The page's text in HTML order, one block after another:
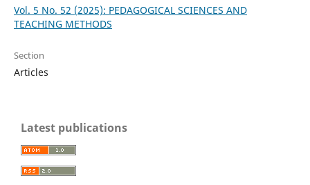
Vol. 5 No. 52 (2025): PEDAGOGICAL SCIENCES AND
TEACHING METHODS
Section
Articles
Latest publications